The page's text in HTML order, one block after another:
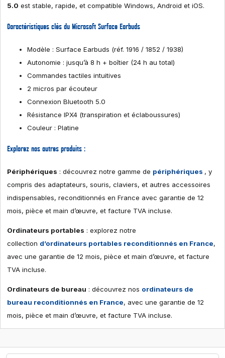
5.0 est stable, rapide, et compatible Windows, Android et iOS.
Caractéristiques clés duMicrosoft Surface Earbuds
Modèle : Surface Earbuds (réf. 1916 / 1852 / 1938)
Autonomie : jusqu’à 8 h + boîtier (24 h au total)
Commandes tactiles intuitives
2 micros par écouteur
Connexion Bluetooth 5.0
Résistance IPX4 (transpiration et éclaboussures)
Couleur : Platine
Explorez nos autres produits :
Périphériques : découvrez notre gamme de périphériques , y
compris des adaptateurs, souris, claviers, et autres accessoires
indispensables, reconditionnés en France avec garantie de 12
mois, pièce et main d’œuvre, et facture TVA incluse.
Ordinateurs portables : explorez notre
collection d’ordinateurs portables reconditionnés en France,
avec une garantie de 12 mois, pièce et main d’œuvre, et facture
TVA incluse.
Ordinateurs de bureau : découvrez nos ordinateurs de
bureau reconditionnés en France, avec une garantie de 12
mois, pièce et main d’œuvre, et facture TVA incluse.